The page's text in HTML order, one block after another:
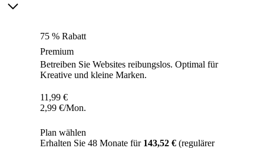
75 % Rabatt
Premium
Betreiben Sie Websites reibungslos. Optimal für
Kreative und kleine Marken.
11,99 €
2,99 €/Mon.
Plan wählen
Erhalten Sie 48 Monate für 143,52 € (regulärer